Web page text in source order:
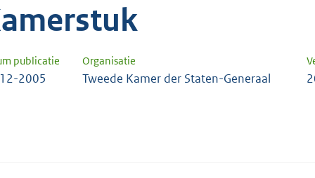
publicatie Organisatie
2005 Tweede Kamer der Staten-Generaal